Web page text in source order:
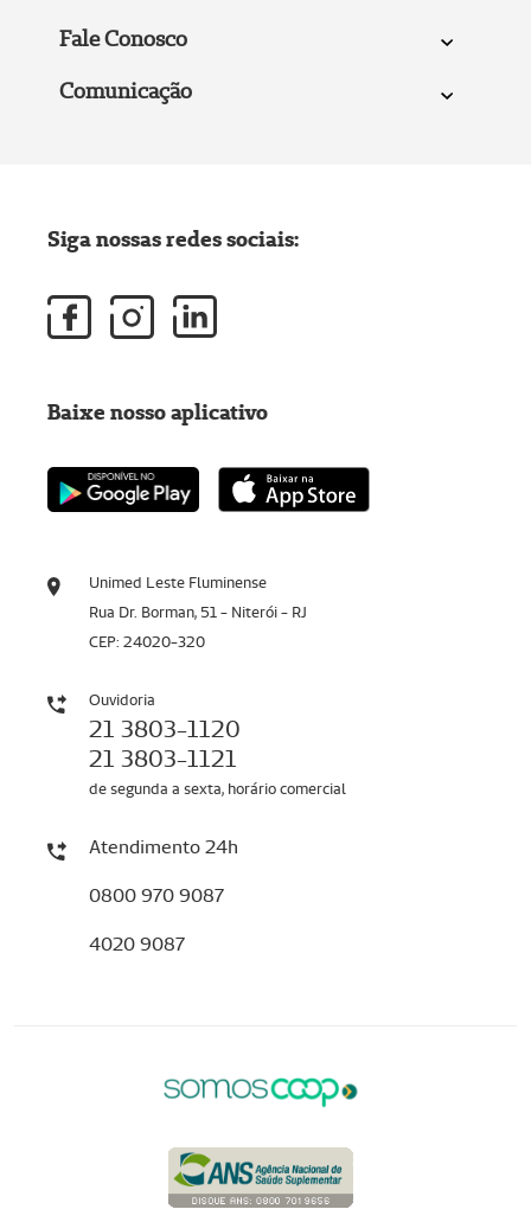
Fale Conosco
Comunicação
Unimed Leste Fluminense
Rua Dr. Borman, 51 - Niterói - RJ
CEP: 24020-320
Ouvidoria
21 3803-1120
21 3803-1121
de segunda a sexta, horário comercial
Atendimento 24h
0800 970 9087
4020 9087
Siga nossas redes sociais:
Baixe nosso aplicativo